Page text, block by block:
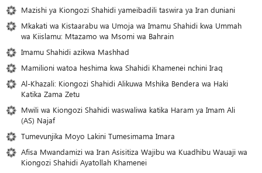
Mazishi ya Kiongozi Shahidi yameibadili taswira ya Iran duniani
Mkakati wa Kistaarabu wa Umoja wa Imamu Shahidi kwa Ummah
wa Kiislamu: Mtazamo wa Msomi wa Bahrain
Imamu Shahidi azikwa Mashhad
Mamilioni watoa heshima kwa Shahidi Khamenei nchini Iraq
Al-Khazali: Kiongozi Shahidi Alikuwa Mshika Bendera wa Haki
Katika Zama Zetu
Mwili wa Kiongozi Shahidi waswaliwa katika Haram ya Imam Ali
(AS) Najaf
Tumevunjika Moyo Lakini Tumesimama Imara
Afisa Mwandamizi wa Iran Asisitiza Wajibu wa Kuadhibu Wauaji wa
Kiongozi Shahidi Ayatollah Khamenei